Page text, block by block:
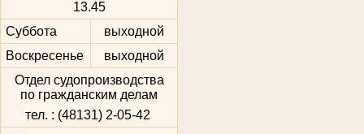
13.45
Суббота
выходной
Воскресенье
выходной
Отдел судопроизводства
по гражданским делам
тел. : (48131) 2-05-42